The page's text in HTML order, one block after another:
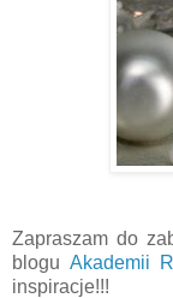
Zapraszam do
blogu Akademii
inspiracje!!!